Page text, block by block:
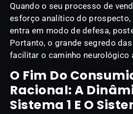
Quando o seu processo de
esforço analítico do prospecto,
entra em modo de defesa,
Portanto, o grande segredo
facilitar o caminho neurológico
O Fim Do
Racional: A
Sistema 1 E O